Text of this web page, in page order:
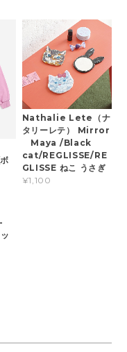
Nathalie Lete（ナ
タリーレテ） Mirror
Maya /Black
cat/REGLISSE/RE
GLISSE ねこ うさぎ
¥1,100